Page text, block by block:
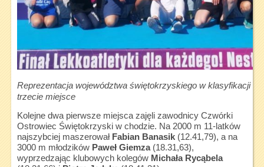
Reprezentacja województwa świętokrzyskiego w klasyfikacji
trzecie miejsce
Kolejne dwa pierwsze miejsca zajęli zawodnicy Czwórki
Ostrowiec Świętokrzyski w chodzie. Na 2000 m 11-latków
najszybciej maszerował Fabian Banasik(12.41,79), a na
3000 m młodzików Paweł Giemza(18.31,63),
wyprzedzając klubowych kolegów Michała Rycąbela